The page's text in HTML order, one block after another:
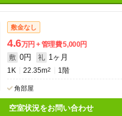
敷金なし
4.6万円 管理費5,000円
敷 0円 礼 1ヶ月
1K 22.35m2 1階
角部屋
空室状況をお問い合わせ